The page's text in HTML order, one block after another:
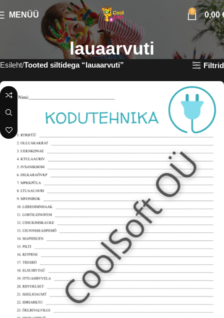
MENÜÜ 0 0,00
lauaarvuti
Esileht Tooted siltidega “lauaarvuti” Filtrid